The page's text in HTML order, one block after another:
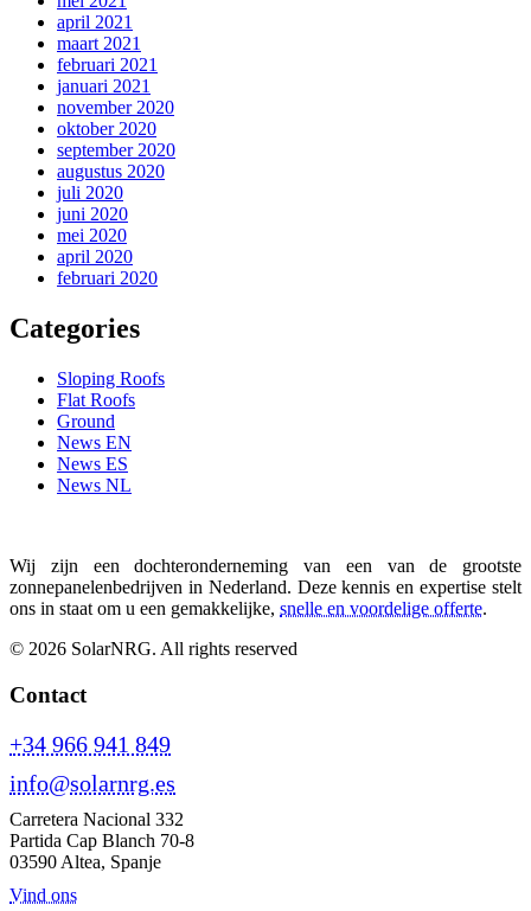
april 2021
maart 2021
februari 2021
januari 2021
november 2020
oktober 2020
september 2020
augustus 2020
juli 2020
juni 2020
mei 2020
april 2020
februari 2020
Categories
Sloping Roofs
Flat Roofs
Ground
News EN
News ES
News NL
Wij zijn een dochteronderneming van een van de grootste
zonnepanelenbedrijven in Nederland. Deze kennis en expertise stelt
ons in staat om u een gemakkelijke, snelle en voordelige offerte.
© 2026 SolarNRG. All rights reserved
Contact
+34 966 941 849
info@solarnrg.es
Carretera Nacional 332
Partida Cap Blanch 70-8
03590 Altea, Spanje
Vind ons